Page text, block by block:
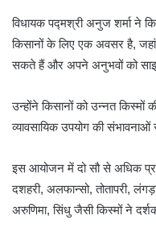
विधायक पद्मश्री अनुज शर्मा ने
किसानों के लिए एक अवसर है,
सकते हैं और अपने अनुभवों को
उन्होंने किसानों को उन्नत
व्यावसायिक उपयोग की
इस आयोजन में दो सौ से अधिक
दशहरी, अलफान्सो, तोतापरी,
अरुणिमा, सिंधु जैसी किस्मों ने